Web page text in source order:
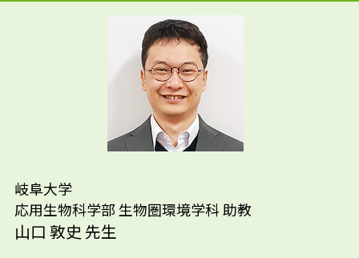
岐阜大学
応用生物科学部 生物圏環境学科 助教
山口 敦史 先生
実は今の分野をよく知っていて志したわけでは
ありません。もともと生物に興味があり、農学
系の学部（学類）に入学しました。そのころ
から、生物の研究では物理や数学への理解が
深い方が面白い研究ができるだろう、との考
なく学びました。そのうちに生物よりも物理
などの勉強の方が面白くなってしまい、いつ
の間にか環境を扱うコースにいました。その
先輩たちはどんな仕事に携わって
いるの？